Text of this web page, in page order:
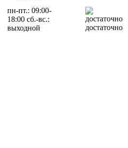
пн-пт.: 09:00-
18:00 сб.-вс.:
выходной
достаточно